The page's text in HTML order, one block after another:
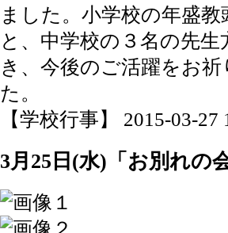
ました。小学校の年盛
と、中学校の３名の先
き、今後のご活躍をお
た。
【学校行事】 2015-03-27
3月25日(水)「お別れの